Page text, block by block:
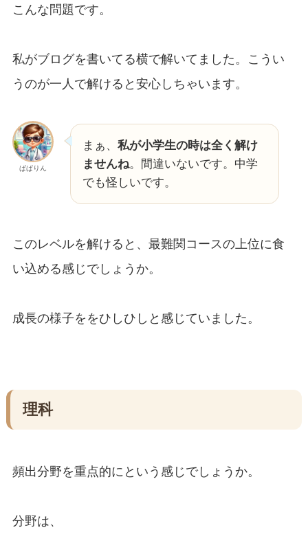
こんな問題です。
私がブログを書いてる横で解いてました。こうい
うのが一人で解けると安心しちゃいます。
ぱぱりん
まぁ、 私が小学生の時は全く解け
ませんね。間違いないです。中学
でも怪しいです。
このレベルを解けると、最難関コースの上位に食
い込める感じでしょうか。
成長の様子ををひしひしと感じていました。
理科
頻出分野を重点的にという感じでしょうか。
分野は、